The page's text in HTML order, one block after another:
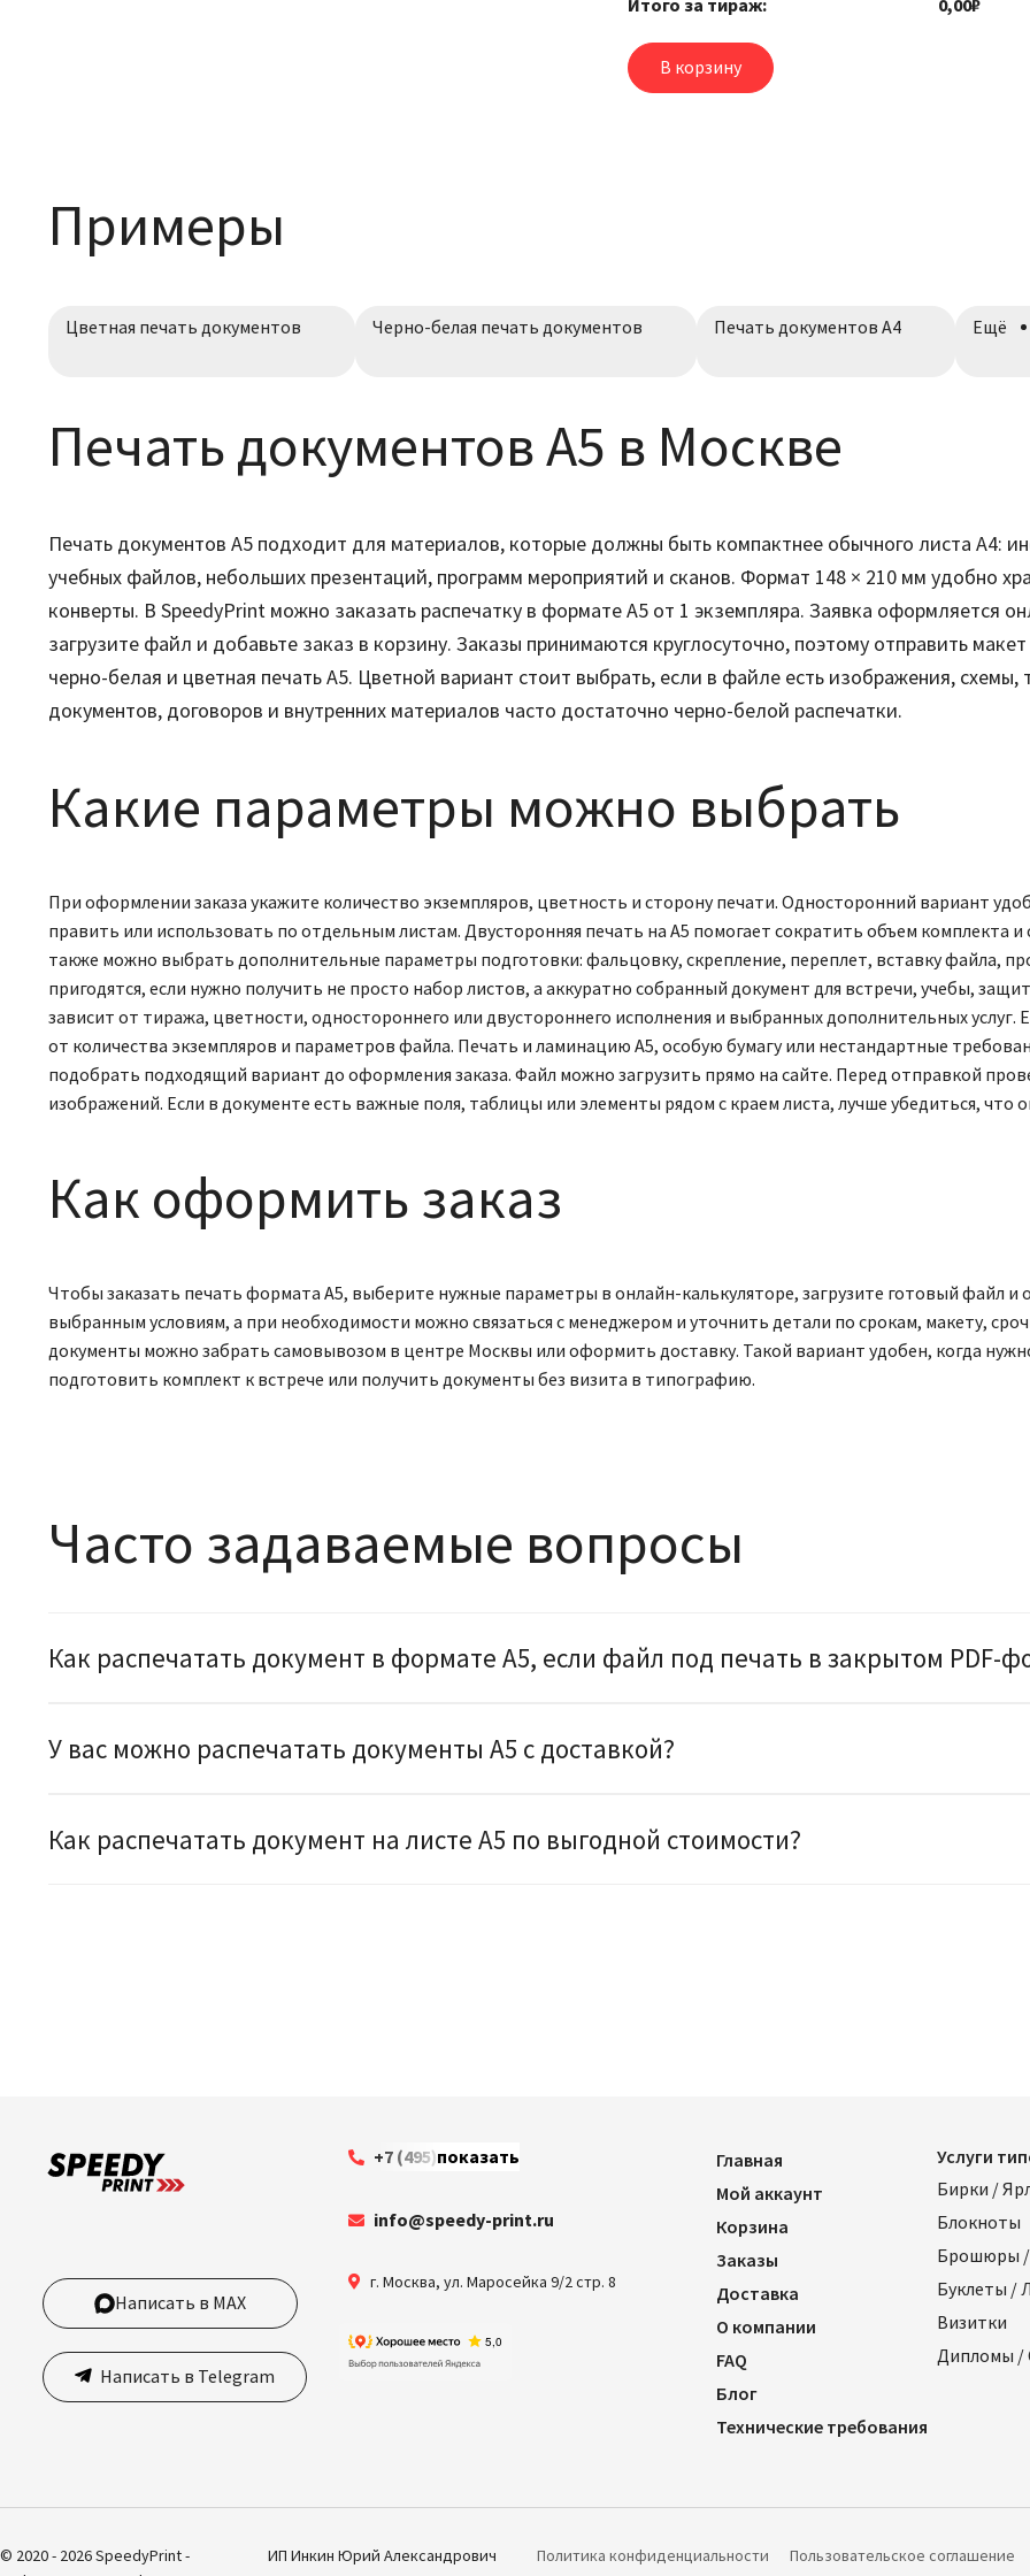
Печать
документов
Итого за тираж: 0,00₽
В корзину
Примеры
Цветная печать документов Черно-белая печать документов Печать документов А4 Ещё
Печать документов А5 в Москве
Печать документов А5 подходит для материалов, которые должны быть компактнее обычного листа А4:
учебных файлов, небольших презентаций, программ мероприятий и сканов. Формат 148 × 210 мм удобно
конверты. В SpeedyPrint можно заказать распечатку в формате А5 от 1 экземпляра. Заявка оформляется
загрузите файл и добавьте заказ в корзину. Заказы принимаются круглосуточно, поэтому отправить
черно-белая и цветная печать А5. Цветной вариант стоит выбрать, если в файле есть изображения,
документов, договоров и внутренних материалов часто достаточно черно-белой распечатки.
Какие параметры можно выбрать
При оформлении заказа укажите количество экземпляров, цветность и сторону печати. Односторонний вариант
править или использовать по отдельным листам. Двусторонняя печать на А5 помогает сократить объем комплекта
также можно выбрать дополнительные параметры подготовки: фальцовку, скрепление, переплет, вставку файла,
пригодятся, если нужно получить не просто набор листов, а аккуратно собранный документ для встречи, учебы,
зависит от тиража, цветности, одностороннего или двустороннего исполнения и выбранных дополнительных услуг.
от количества экземпляров и параметров файла. Печать и ламинацию А5, особую бумагу или нестандартные
подобрать подходящий вариант до оформления заказа. Файл можно загрузить прямо на сайте. Перед отправкой
изображений. Если в документе есть важные поля, таблицы или элементы рядом с краем листа, лучше убедиться,
Как оформить заказ
Чтобы заказать печать формата А5, выберите нужные параметры в онлайн-калькуляторе, загрузите готовый файл и
выбранным условиям, а при необходимости можно связаться с менеджером и уточнить детали по срокам, макету,
документы можно забрать самовывозом в центре Москвы или оформить доставку. Такой вариант удобен, когда
подготовить комплект к встрече или получить документы без визита в типографию.
Часто задаваемые вопросы
Как распечатать документ в формате А5, если файл под печать в закрытом PDF-
У вас можно распечатать документы А5 с доставкой?
Как распечатать документ на листе А5 по выгодной стоимости?
Написать в MAX
Написать в Telegram
+7 (495) 199-63-35
показать
info@speedy-print.ru
г. Москва, ул. Маросейка 9/2 стр. 8
Главная
Мой аккаунт
Корзина
Заказы
Доставка
О компании
FAQ
Блог
Технические требования
Услуги
Бирки /
Блокноты
Брошюры /
Буклеты /
Визитки
Дипломы /
© 2020 - 2026 SpeedyPrint -
ИП Инкин Юрий Александрович
Политика конфиденциальности Пользовательское соглашение